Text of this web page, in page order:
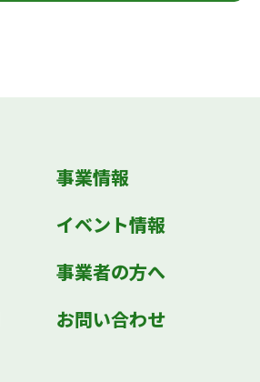
事業情報
イベント情報
事業者の方へ
お問い合わせ